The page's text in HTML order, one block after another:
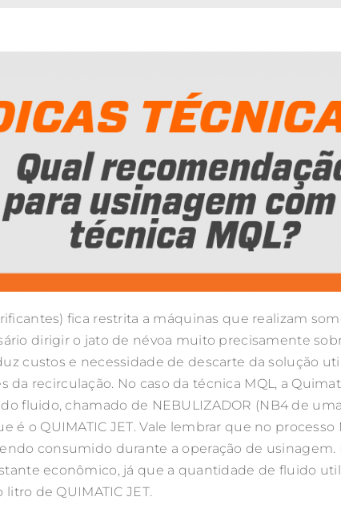
fica restrita a máquinas que realizam
dirigir o jato de névoa muito precisamente
custos e necessidade de descarte da solução
da recirculação. No caso da técnica MQL, a
fluido, chamado de NEBULIZADOR (NB4 de
é o QUIMATIC JET. Vale lembrar que no
consumido durante a operação de
econômico, já que a quantidade de fluido
de QUIMATIC JET.